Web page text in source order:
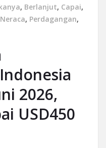
, Berlanjut, Capai,
Neraca, Perdagangan,
2026,
USD450